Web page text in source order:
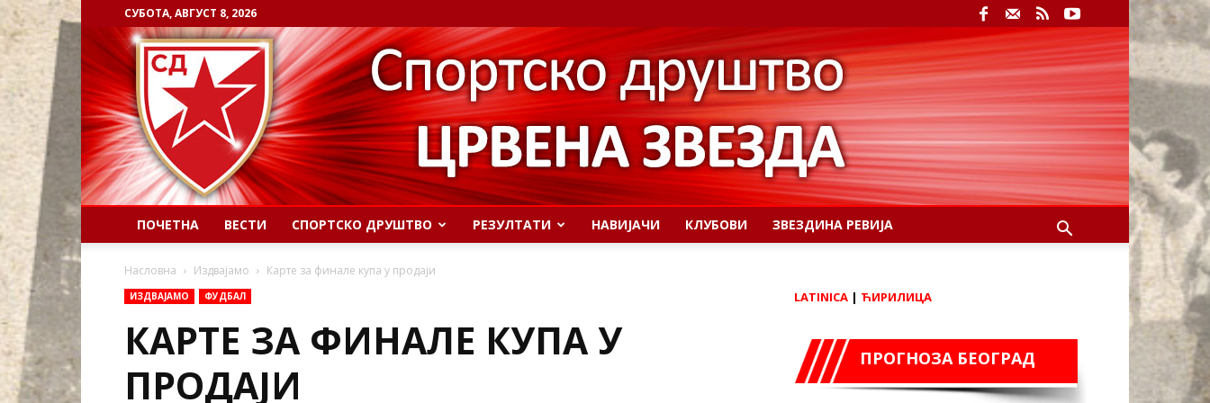
СУБОТА, АВГУСТ 8, 2026
ПОЧЕТНА ВЕСТИ СПОРТСКО ДРУШТВО РЕЗУЛТАТИ НАВИЈАЧИ КЛУБОВИ ЗВЕЗДИНА РЕВИЈА
Насловна Издвајамо Карте за финале купа у продаји
ИЗДВАЈАМО ФУДБАЛ
КАРТЕ ЗА ФИНАЛЕ КУПА У
ПРОДАЈИ
LATINICA | ЋИРИЛИЦА
ПРОГНОЗА БЕОГРАД